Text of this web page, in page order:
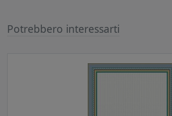
Potrebbero interessarti